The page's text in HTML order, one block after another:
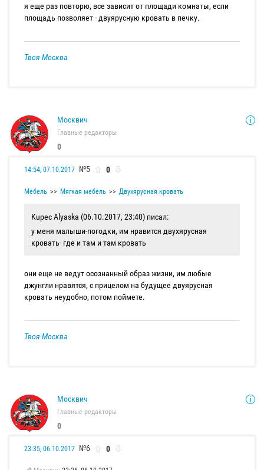
я еще раз повторю, все зависит от площади комнаты, если
площадь позволяет - двуярусную кровать в печку.
Твоя Москва
Москвич
Главные редакторы
0
14:54, 07.10.2017 №5 0
Мебель Мягкая мебель Двухярусная кровать
Kupec Alyaska (06.10.2017, 23:40) писал:
у меня малыши-погодки, им нравится двухярусная
кровать- где и там и там кровать
они еще не ведут осознанный образ жизни, им любые
джунгли нравятся, с прицелом на будущее двуярусная
кровать неудобно, потом поймете.
Твоя Москва
Москвич
Главные редакторы
0
23:35, 06.10.2017 №6 0